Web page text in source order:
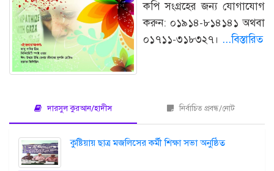
কপি সংগ্রহের জন্য যোগাযোগ
করুন: ০১৯১৪-৮১৪১৪১ অথবা
০১৭১১-৩১৮৩২৭। ...বিস্তারিত
দারসুল কুরআন/হাদীস নির্বাচিত প্রবন্ধ/নোট
কুষ্টিয়ায় ছাত্র মজলিসের কর্মী শিক্ষা সভা অনুষ্ঠিত